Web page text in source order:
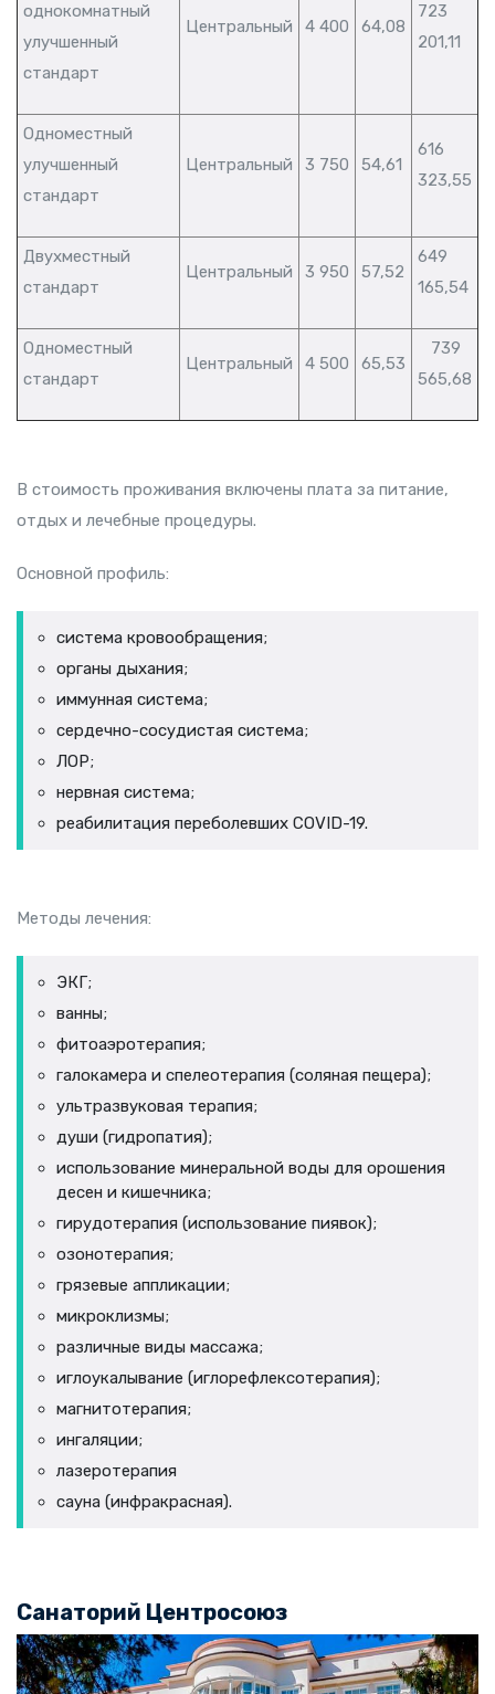
однокомнатный
улучшенный
стандарт
Центральный 4 400 64,08
723
201,11
Одноместный
улучшенный
стандарт
Центральный 3 750 54,61
616
323,55
Двухместный
стандарт
Центральный 3 950 57,52
649
165,54
Одноместный
стандарт
Центральный 4 500 65,53
739
565,68
В стоимость проживания включены плата за питание,
отдых и лечебные процедуры.
Основной профиль:
система кровообращения;
органы дыхания;
иммунная система;
сердечно-сосудистая система;
ЛОР;
нервная система;
реабилитация переболевших COVID-19.
Методы лечения:
ЭКГ;
ванны;
фитоаэротерапия;
галокамера и спелеотерапия (соляная пещера);
ультразвуковая терапия;
души (гидропатия);
использование минеральной воды для орошения
десен и кишечника;
гирудотерапия (использование пиявок);
озонотерапия;
грязевые аппликации;
микроклизмы;
различные виды массажа;
иглоукалывание (иглорефлексотерапия);
магнитотерапия;
ингаляции;
лазеротерапия
сауна (инфракрасная).
Санаторий Центросоюз